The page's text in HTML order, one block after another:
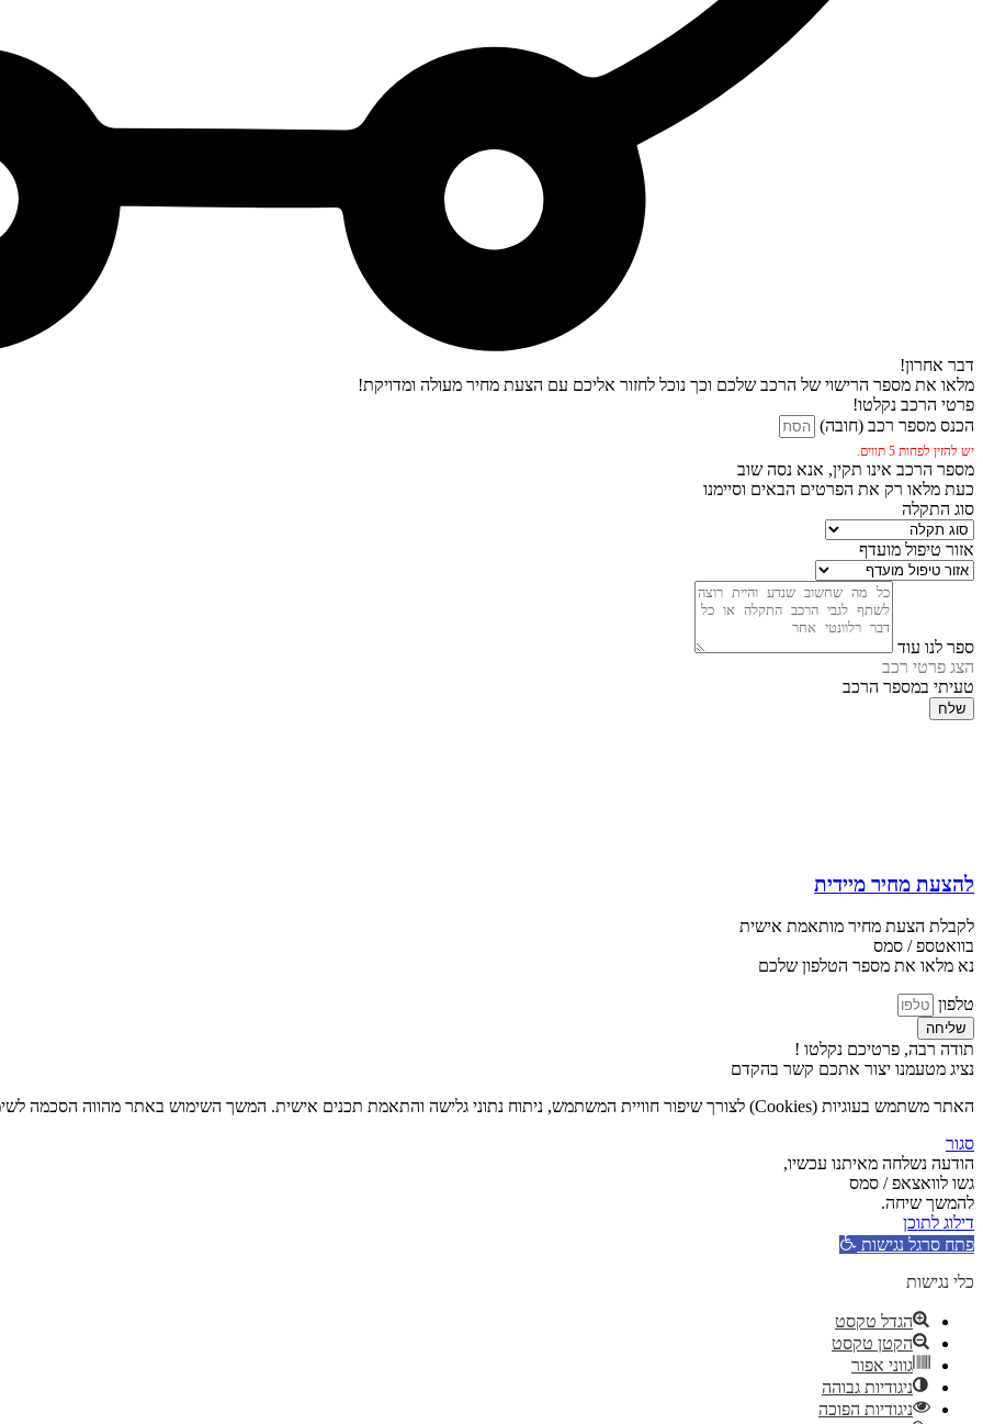
דבר אחרון!
מלאו את מספר הרישוי של הרכב שלכם וכך נוכל לחזור אליכם עם הצעת מחיר מעולה ומדויקת!
פרטי הרכב נקלטו!
הכנס מספר רכב (חובה)
יש להזין לפחות 5 תווים.
מספר הרכב אינו תקין, אנא נסה שוב
כעת מלאו רק את הפרטים הבאים וסיימנו
סוג התקלה
אזור טיפול מועדף
ספר לנו עוד
הצג פרטי רכב
טעיתי במספר הרכב
שלח
להצעת מחיר מיידית
לקבלת הצעת מחיר מותאמת אישית
בוואטספ / סמס
נא מלאו את מספר הטלפון שלכם
טלפון
שליחה
תודה רבה, פרטיכם נקלטו !
נציג מטעמנו יצור אתכם קשר בהקדם
האתר משתמש בעוגיות (Cookies) לצורך שיפור חוויית המשתמש, ניתוח נתוני גלישה והתאמת תכנים אישית. המשך השימוש באתר מהווה הסכמה לשימוש בעוגיות בהתאם ל
סגור
הודעה נשלחה מאיתנו עכשיו,
גשו לוואצאפ / סמס
להמשך שיחה.
דילוג לתוכן
פתח סרגל נגישות
כלי נגישות
הגדל טקסט
הקטן טקסט
גווני אפור
ניגודיות גבוהה
ניגודיות הפוכה